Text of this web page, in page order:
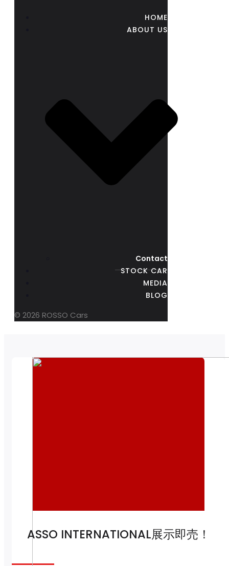
HOME
ABOUT US
Contact
STOCK CAR
MEDIA
BLOG
© 2026 ROSSO Cars
ASSO INTERNATIONAL展示即売！